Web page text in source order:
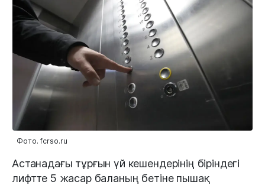
Фото. fcrso.ru
Астанадағы тұрғын үй кешендерінің біріндегі
лифтте 5 жасар баланың бетіне пышақ